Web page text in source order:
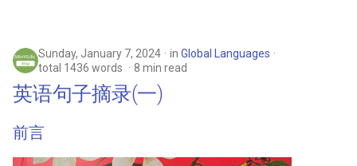
Sunday, January 7, 2024 in Global Languages
total 1436 words
8 min read
英语句子摘录(一)
前言